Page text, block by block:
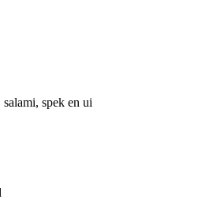
salami, spek en ui